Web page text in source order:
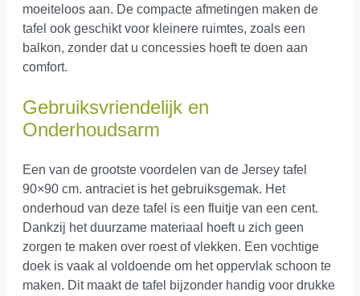
moeiteloos aan. De compacte afmetingen maken de
tafel ook geschikt voor kleinere ruimtes, zoals een
balkon, zonder dat u concessies hoeft te doen aan
comfort.
Gebruiksvriendelijk en
Onderhoudsarm
Een van de grootste voordelen van de Jersey tafel
90×90 cm. antraciet is het gebruiksgemak. Het
onderhoud van deze tafel is een fluitje van een cent.
Dankzij het duurzame materiaal hoeft u zich geen
zorgen te maken over roest of vlekken. Een vochtige
doek is vaak al voldoende om het oppervlak schoon te
maken. Dit maakt de tafel bijzonder handig voor drukke